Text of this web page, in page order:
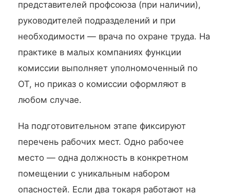
представителей профсоюза (при наличии),
руководителей подразделений и при
необходимости — врача по охране труда. На
практике в малых компаниях функции
комиссии выполняет уполномоченный по
ОТ, но приказ о комиссии оформляют в
любом случае.
На подготовительном этапе фиксируют
перечень рабочих мест. Одно рабочее
место — одна должность в конкретном
помещении с уникальным набором
опасностей. Если два токаря работают на